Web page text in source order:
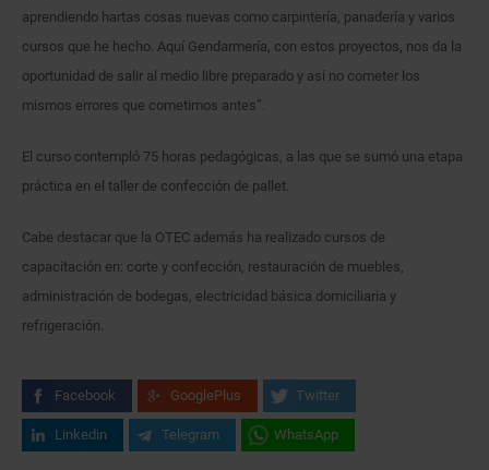
aprendiendo hartas cosas nuevas como carpintería, panadería y varios
cursos que he hecho. Aquí Gendarmería, con estos proyectos, nos da la
oportunidad de salir al medio libre preparado y así no cometer los
mismos errores que cometimos antes”.
El curso contempló 75 horas pedagógicas, a las que se sumó una etapa
práctica en el taller de confección de pallet.
Cabe destacar que la OTEC además ha realizado cursos de
capacitación en: corte y confección, restauración de muebles,
administración de bodegas, electricidad básica domiciliaria y
refrigeración.
Facebook GooglePlus Twitter
Linkedin Telegram WhatsApp